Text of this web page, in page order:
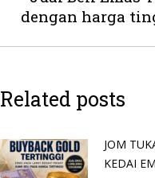
dengan harga
Related posts
JOM
KEDAI